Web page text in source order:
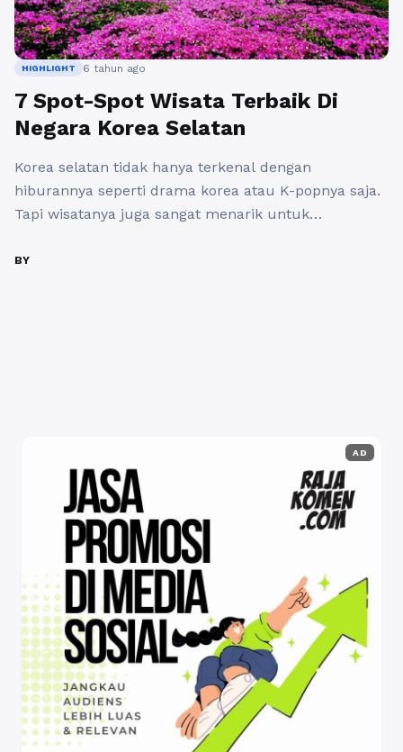
HIGHLIGHT 6 tahun ago
7 Spot-Spot Wisata Terbaik Di
Negara Korea Selatan
Korea selatan tidak hanya terkenal dengan
hiburannya seperti drama korea atau K-popnya saja.
Tapi wisatanya juga sangat menarik untuk
lebih dekat dan kenal dengan negara Korea Selatan
BY
AD